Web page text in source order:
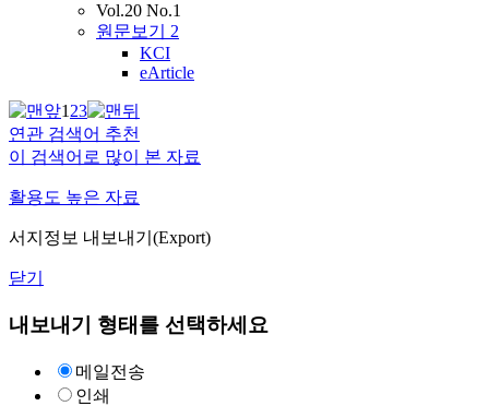
Vol.20 No.1
원문보기 2
KCI
eArticle
123
연관 검색어 추천
이 검색어로 많이 본 자료
활용도 높은 자료
서지정보 내보내기(Export)
닫기
내보내기 형태를 선택하세요
메일전송
인쇄